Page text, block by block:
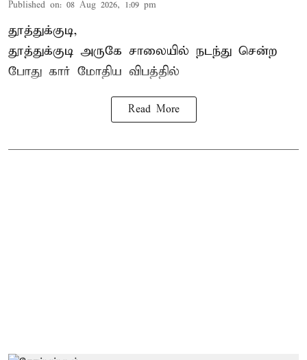
Published on: 08 Aug 2026, 1:09 pm
தூத்துக்குடி,
தூத்துக்குடி அருகே சாலையில் நடந்து சென்ற
போது கார் மோதிய விபத்தில்
Read More